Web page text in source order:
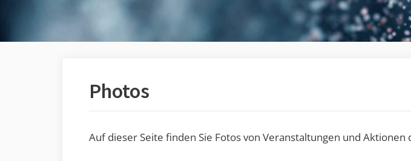
Photos
Auf dieser Seite finden Sie Fotos von Veranstaltungen und